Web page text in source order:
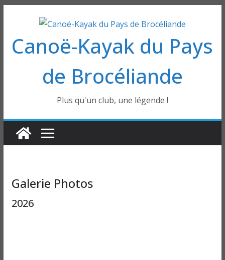
contenu
Canoë-Kayak du Pays
de Brocéliande
Plus qu'un club, une légende !
Galerie Photos
2026